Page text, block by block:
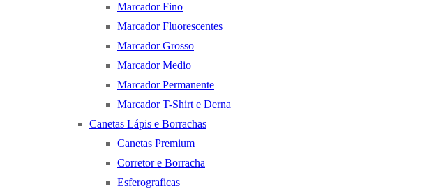
Marcador Fino
Marcador Fluorescentes
Marcador Grosso
Marcador Medio
Marcador Permanente
Marcador T-Shirt e Derna
Canetas Lápis e Borrachas
Canetas Premium
Corretor e Borracha
Esferograficas